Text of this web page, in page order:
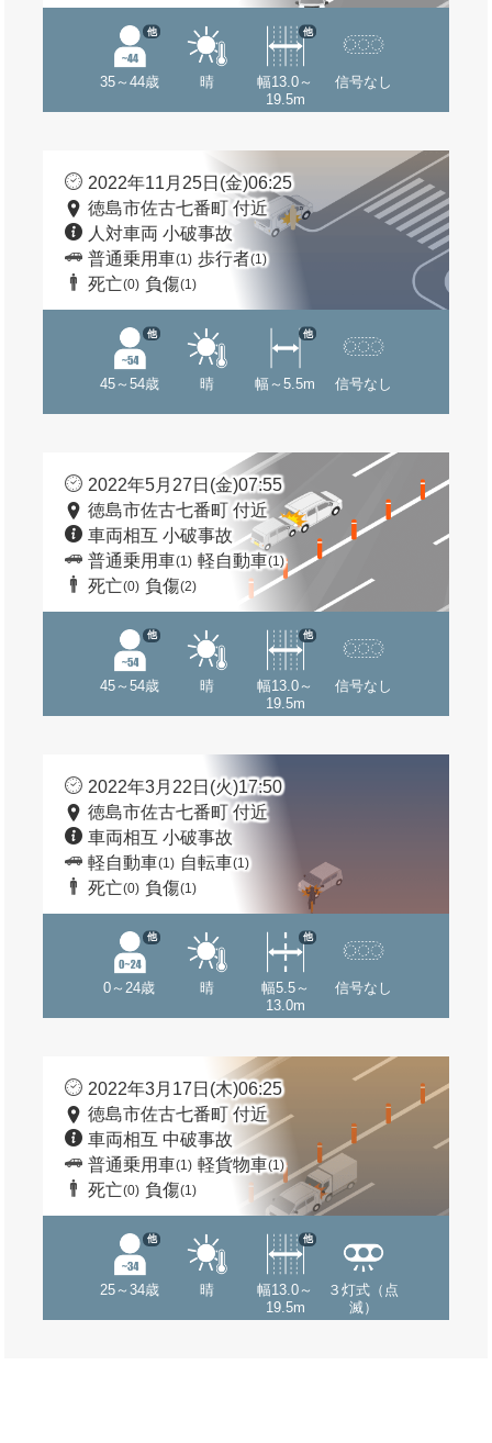
35～44歳
他
晴
幅13.0～
19.5m
他
信号なし
2022年11月25日(金)06:25
徳島市佐古七番町 付近
人対車両 小破事故
普通乗用車(1) 歩行者(1)
死亡(0) 負傷(1)
45～54歳
他
晴 幅～5.5m
他
信号なし
2022年5月27日(金)07:55
徳島市佐古七番町 付近
車両相互 小破事故
普通乗用車(1) 軽自動車(1)
死亡(0) 負傷(2)
45～54歳
他
晴
幅13.0～
19.5m
他
信号なし
2022年3月22日(火)17:50
徳島市佐古七番町 付近
車両相互 小破事故
軽自動車(1) 自転車(1)
死亡(0) 負傷(1)
0～24歳
他
晴
幅5.5～
13.0m
他
信号なし
2022年3月17日(木)06:25
徳島市佐古七番町 付近
車両相互 中破事故
普通乗用車(1) 軽貨物車(1)
死亡(0) 負傷(1)
25～34歳
他
晴
幅13.0～
19.5m
他
３灯式（点
滅）